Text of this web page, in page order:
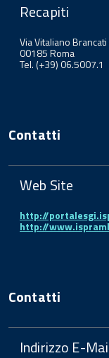
Recapiti
Via Vitaliano
00185 Roma
Tel. (+39) 06.5007.1
Contatti
Web Site
http://
http://
Contatti
Indirizzo E-